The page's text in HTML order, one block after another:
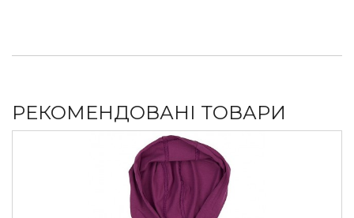
РЕКОМЕНДОВАНІ ТОВАРИ